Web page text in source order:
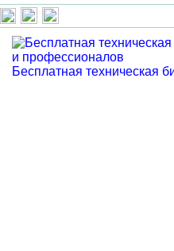
Бесплатная техническая